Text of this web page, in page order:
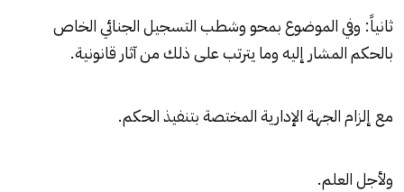
ثانياً: وفي الموضوع بمحو وشطب التسجيل الجنائي الخاص
بالحكم المشار إليه وما يترتب على ذلك من آثار قانونية.
مع إلزام الجهة الإدارية المختصة بتنفيذ الحكم.
ولأجل العلم.